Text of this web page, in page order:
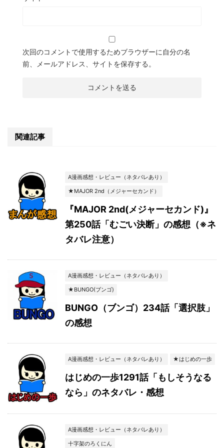
次回のコメントで使用するためブラウザーに自分の名
前、メールアドレス、サイトを保存する。
関連記事
A漫画感想・レビュー（ネタバレあり）
★MAJOR 2nd（メジャーセカンド）
『MAJOR 2nd(メジャーセカンド)』
第250話「むごい決断」の感想（※ネ
タバレ注意）
A漫画感想・レビュー（ネタバレあり）
★BUNGO(ブンゴ)
BUNGO（ブンゴ）234話「選択肢」
の感想
A漫画感想・レビュー（ネタバレあり） ★はじめの一歩
はじめの一歩1291話「もしそうなる
なら」のネタバレ・感想
A漫画感想・レビュー（ネタバレあり）
十字架のろくにん